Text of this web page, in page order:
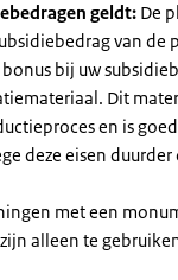
geldt: De
van
bonus bij uw
Dit
en is
deze eisen
met een
alleen te